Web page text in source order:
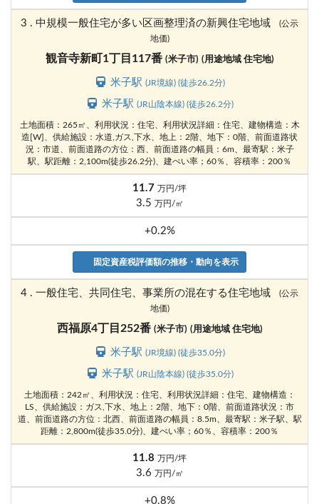
3 . 中規模一般住宅が多い区画整理済の新興住宅地域
(公示
地価)
観音寺新町1丁目117番 (米子市) (用途地域 住宅地)
米子駅(JR境線) (徒歩26.2分)
米子駅(JR山陰本線) (徒歩26.2分)
土地面積：265㎡、利用状況：住宅、利用状況詳細：住宅、建物構造：木
造[W]、供給施設：水道,ガス,下水、地上：2階、地下：0階、前面道路状
況：市道、前面道路の方位：西、前面道路の幅員：6m、最寄駅：米子
駅、駅距離：2,100m(徒歩26.2分)、建ぺい率；60％、容積率：200％
11.7 万円/坪
3.5 万円/㎡
+0.2%
固定資産税評価額の推移・動向を表示
4 . 一般住宅、共同住宅、事業所の混在する住宅地域
(公示
地価)
西福原4丁目252番 (米子市) (用途地域 住宅地)
米子駅(JR境線) (徒歩35.0分)
米子駅(JR山陰本線) (徒歩35.0分)
土地面積：242㎡、利用状況：住宅、利用状況詳細：住宅、建物構造：
LS、供給施設：ガス,下水、地上：2階、地下：0階、前面道路状況：市
道、前面道路の方位：北西、前面道路の幅員：8.5m、最寄駅：米子駅、駅
距離：2,800m(徒歩35.0分)、建ぺい率；60％、容積率：200％
11.8 万円/坪
3.6 万円/㎡
+0.8%